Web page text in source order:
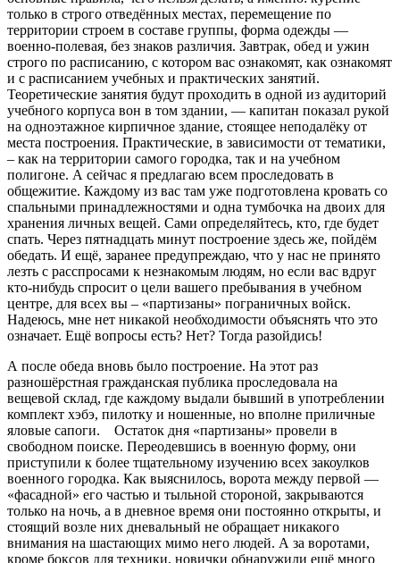
только в строго отведённых местах, перемещение по
территории строем в составе группы, форма одежды —
военно-полевая, без знаков различия. Завтрак, обед и ужин
строго по расписанию, с котором вас ознакомят, как ознакомят
и с расписанием учебных и практических занятий.
Теоретические занятия будут проходить в одной из аудиторий
учебного корпуса вон в том здании, — капитан показал рукой
на одноэтажное кирпичное здание, стоящее неподалёку от
места построения. Практические, в зависимости от тематики,
– как на территории самого городка, так и на учебном
полигоне. А сейчас я предлагаю всем проследовать в
общежитие. Каждому из вас там уже подготовлена кровать со
спальными принадлежностями и одна тумбочка на двоих для
хранения личных вещей. Сами определяйтесь, кто, где будет
спать. Через пятнадцать минут построение здесь же, пойдём
обедать. И ещё, заранее предупреждаю, что у нас не принято
лезть с расспросами к незнакомым людям, но если вас вдруг
кто-нибудь спросит о цели вашего пребывания в учебном
центре, для всех вы – «партизаны» пограничных войск.
Надеюсь, мне нет никакой необходимости объяснять что это
означает. Ещё вопросы есть? Нет? Тогда разойдись!
А после обеда вновь было построение. На этот раз
разношёрстная гражданская публика проследовала на
вещевой склад, где каждому выдали бывший в употреблении
комплект хэбэ, пилотку и ношенные, но вполне приличные
яловые сапоги. Остаток дня «партизаны» провели в
свободном поиске. Переодевшись в военную форму, они
приступили к более тщательному изучению всех закоулков
военного городка. Как выяснилось, ворота между первой —
«фасадной» его частью и тыльной стороной, закрываются
только на ночь, а в дневное время они постоянно открыты, и
стоящий возле них дневальный не обращает никакого
внимания на шастающих мимо него людей. А за воротами,
кроме боксов для техники, новички обнаружили ещё много